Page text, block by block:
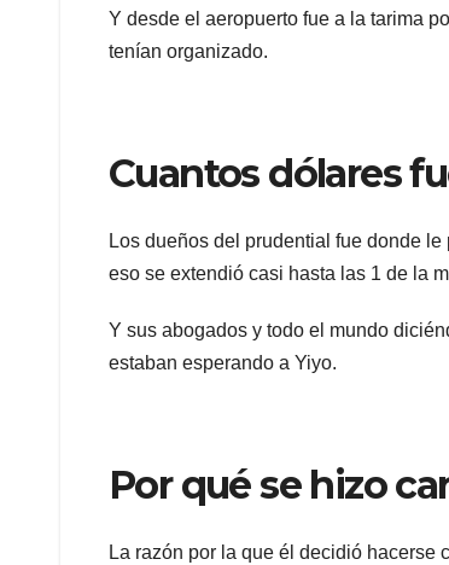
Y desde el aeropuerto fue a la tarima
tenían organizado.
Cuantos dólares
Los dueños del prudential fue donde
eso se extendió casi hasta las 1 de la
Y sus abogados y todo el mundo
estaban esperando a Yiyo.
Por qué se hizo
La razón por la que él decidió hacerse